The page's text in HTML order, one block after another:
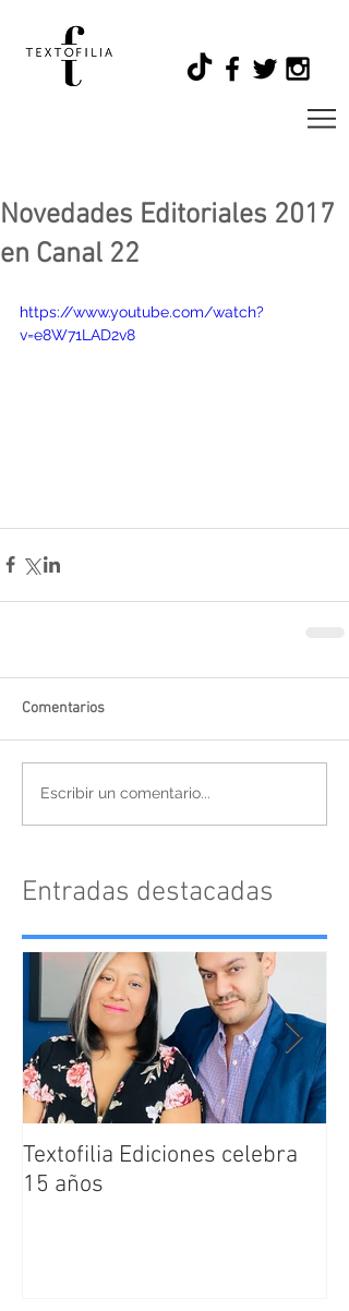
Novedades Editoriales 2017
en Canal 22
https://www.youtube.com/watch?
v=e8W71LAD2v8
Comentarios
Escribir un comentario...
Entradas destacadas
Textofilia Ediciones celebra
15 años